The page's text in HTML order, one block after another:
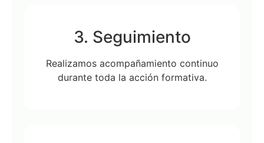
3. Seguimiento
Realizamos acompañamiento continuo
durante toda la acción formativa.